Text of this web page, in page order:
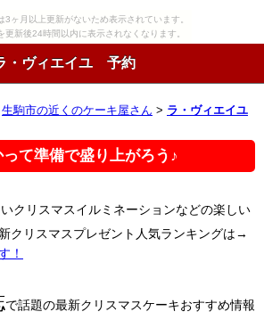
3ヶ月以上更新がないため表示されています。
更新後24時間以内に表示されなくなります。
・ヴィエイユ 予約
生駒市の近くのケーキ屋さん > ラ・ヴィエイユ
て準備で盛り上がろう♪
クリスマスイルミネーションなどの楽しい
クリスマスプレゼント人気ランキングは→
！
で話題の最新クリスマスケーキおすすめ情報